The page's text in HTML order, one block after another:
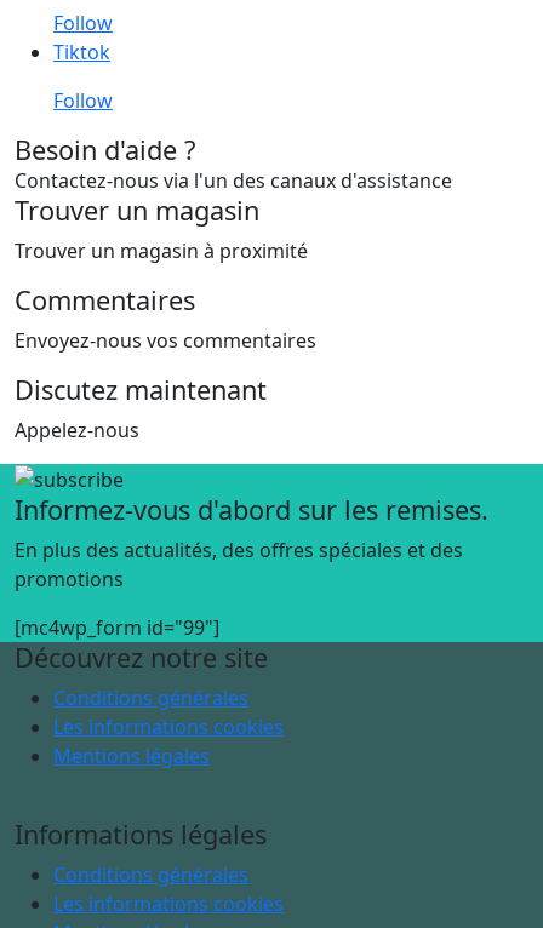
Follow
Tiktok
Follow
Besoin d'aide ?
Contactez-nous via l'un des canaux d'assistance
Trouver un magasin
Trouver un magasin à proximité
Commentaires
Envoyez-nous vos commentaires
Discutez maintenant
Appelez-nous
Informez-vous d'abord sur les remises.
En plus des actualités, des offres spéciales et des
promotions
[mc4wp_form id="99"]
Découvrez notre site
Conditions générales
Les informations cookies
Mentions légales
Informations légales
Conditions générales
Les informations cookies